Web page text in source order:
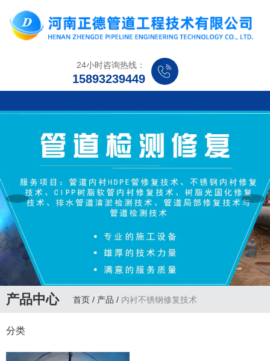
24小时咨询热线：
15893239449
产品中心 首页/ 产品 / 内衬不锈钢修复技术
分类